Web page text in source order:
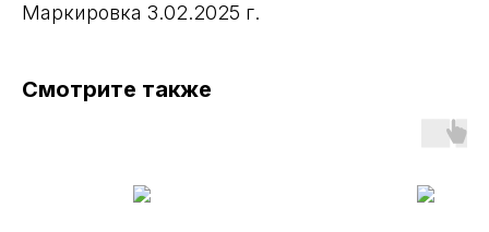
Маркировка 3.02.2025 г.
Смотрите также